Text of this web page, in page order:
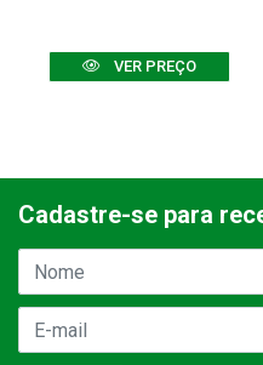
VER PREÇO
Cadastre-se para